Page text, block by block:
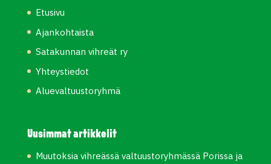
Etusivu
Ajankohtaista
Satakunnan vihreät ry
Yhteystiedot
Aluevaltuustoryhmä
Uusimmat artikkelit
Muutoksia vihreässä valtuustoryhmässä Porissa ja